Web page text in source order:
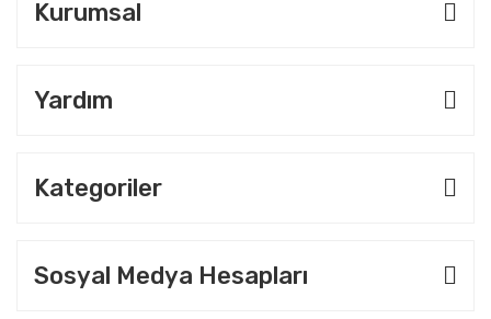
Kurumsal
Yardım
Kategoriler
Sosyal Medya Hesapları